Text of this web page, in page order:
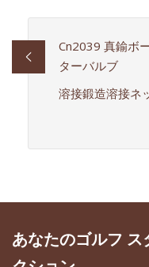
Cn2039 真鍮ボ
ターバルブ
溶接鍛造溶接ネ
あなたのゴルフ